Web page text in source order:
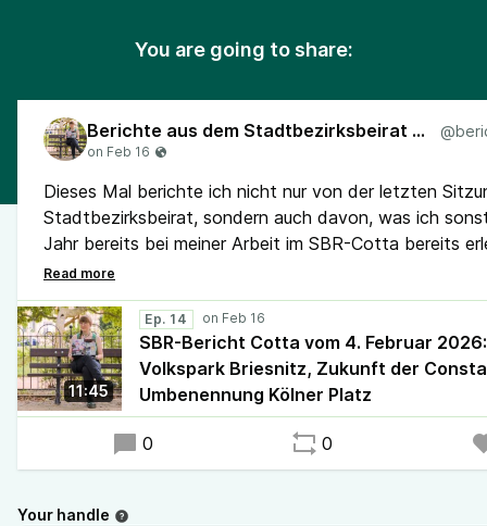
You are going to share:
Berichte aus dem Stadtbezirksbeirat Cotta
Dieses Mal berichte ich nicht nur von der letzten
Stadtbezirksbeirat, sondern auch davon, was ich
Jahr bereits bei meiner Arbeit im SBR-Cotta bereits
Den Bericht zum Nachlesen findet ihr hier:piraten-
bericht…
11:45
Ep. 14
SBR-Bericht Cotta vom 4. Februar 2026:
Volkspark Briesnitz, Zukunft der
Umbenennung Kölner Platz
0 0
Your handle